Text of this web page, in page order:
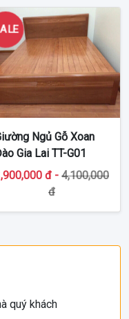
Ngủ Gỗ Xoan
Gia Lai TT-G01
đ - 4,100,000
đ
quý khách